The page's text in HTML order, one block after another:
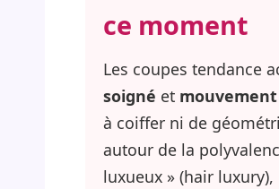
ce moment
Les coupes tendance
soigné et
à coiffer ni de
autour de la
luxueux » (hair